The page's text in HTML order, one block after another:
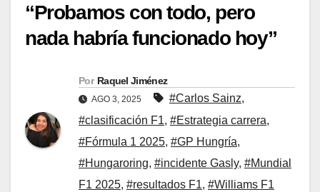
“Probamos con todo, pero
nada habría funcionado hoy”
Por Raquel Jiménez
AGO 3, 2025 #Carlos Sainz,
#clasificación F1, #Estrategia carrera,
#Fórmula 1 2025, #GP Hungría,
#Hungaroring, #incidente Gasly, #Mundial
F1 2025, #resultados F1, #Williams F1